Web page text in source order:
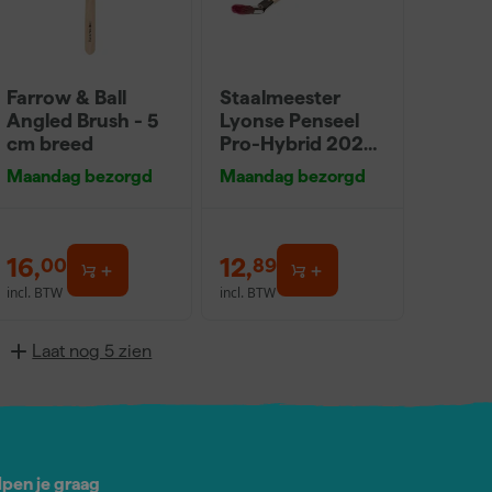
Farrow & Ball
Angled Brush - 5
cm breed
Maandag bezorgd
16,00
incl. BTW
Staalmeester
Lyonse Penseel
Pro-Hybrid 2024
- 16
Maandag bezorgd
12,89
incl. BTW
Laat nog 5 zien
je graag